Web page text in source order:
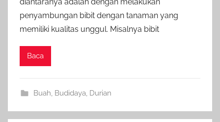
penyambungan bibit dengan tanaman yang
memiliki kualitas unggul. Misalnya bibit
Baca
Buah Budidaya Durian